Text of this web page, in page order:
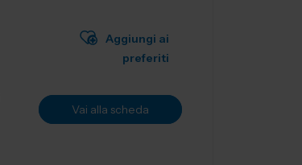
Aggiungi ai
preferiti
Vai alla scheda